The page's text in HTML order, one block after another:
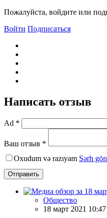
Пожалуйста, войдите или
Войти Подписаться
Написать отзыв
Ad *
Ваш отзыв *
Oxudum və razıyam Şərh
Отправить
Общество
18 март 2021 10:47